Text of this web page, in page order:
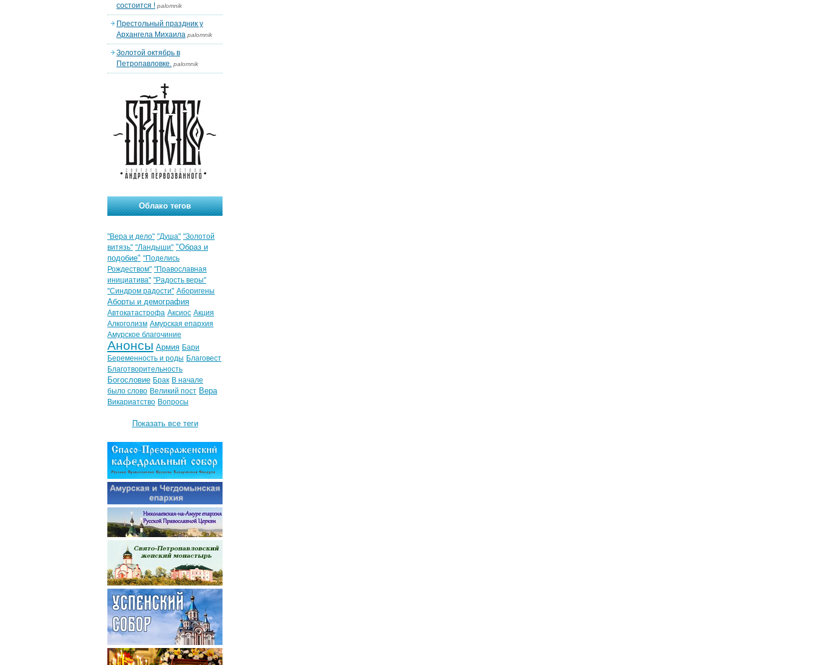
состоится ! palomnik
Престольный праздник у
Архангела Михаила palomnik
Золотой октябрь в
Петропавловке. palomnik
Облако тегов
"Вера и дело" "Душа" "Золотой
витязь" "Ландыши" "Образ и
подобие" "Поделись
Рождеством" "Православная
инициатива" "Радость веры"
"Синдром радости" Аборигены
Аборты и демография
Автокатастрофа Аксиос Акция
Алкоголизм Амурская епархия
Амурское благочиние
Анонсы Армия Бари
Беременность и роды Благовест
Благотворительность
Богословие Брак В начале
было слово Великий пост Вера
Викариатство Вопросы
Показать все теги